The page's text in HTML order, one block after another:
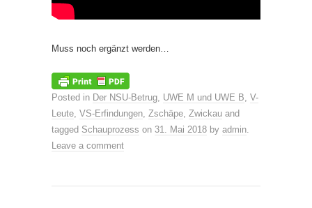
Muss noch ergänzt werden…
Posted in Der NSU-Betrug, UWE M und UWE B, V-
Leute, VS-Erfindungen, Zschäpe, Zwickau and
tagged Schauprozess on 31. Mai 2018 by admin.
Leave a comment